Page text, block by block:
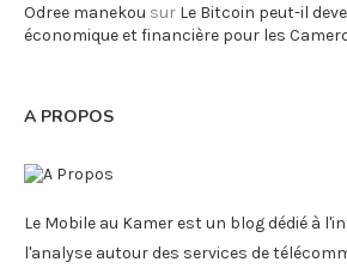
Odree manekou sur Le Bitcoin peut-il
économique et financière pour les
A PROPOS
Le Mobile au Kamer est un blog dédié à
l'analyse autour des services de